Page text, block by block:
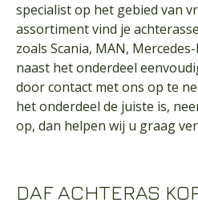
specialist op het gebied van
assortiment vind je
zoals Scania, MAN,
naast het onderdeel
door contact met ons op te
het onderdeel de juiste is,
op, dan helpen wij u graag
DAF ACHTERAS